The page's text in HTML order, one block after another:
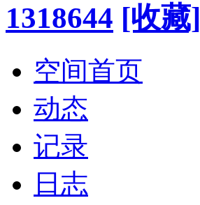
1318644 [收藏]
空间首页
动态
记录
日志